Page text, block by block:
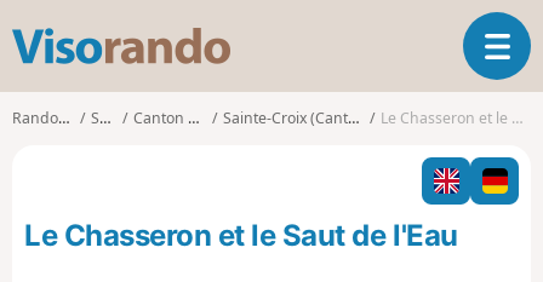
s
o
o
O
u
v
i
r
l
Randonnées Suisse Canton de Vaud Sainte-Croix (Canton de Vaud) Le Chasseron et le Saut de l'Eau
Le Chasseron et le Saut de l'Eau